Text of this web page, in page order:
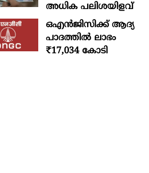
അധിക പലിശയിളവ്
ഒഎന്‍ജിസിക്ക് ആദ്യ
പാദത്തില്‍ ലാഭം
₹17,034 കോടി